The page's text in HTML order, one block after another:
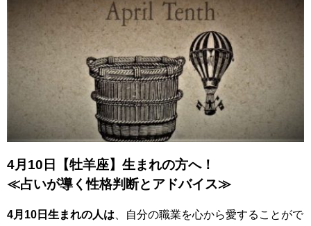
4月10日【牡羊座】生まれの方へ！
≪占いが導く性格判断とアドバイス≫
4月10日生まれの人は 、自分の職業を心から愛することがで